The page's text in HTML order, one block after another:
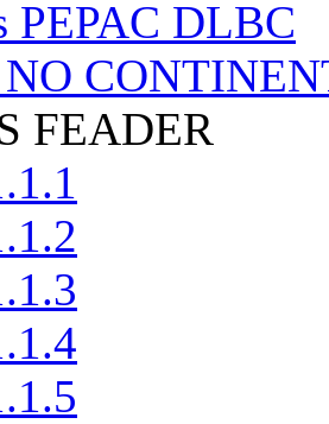
PEPAC DLBC
NO
FEADER